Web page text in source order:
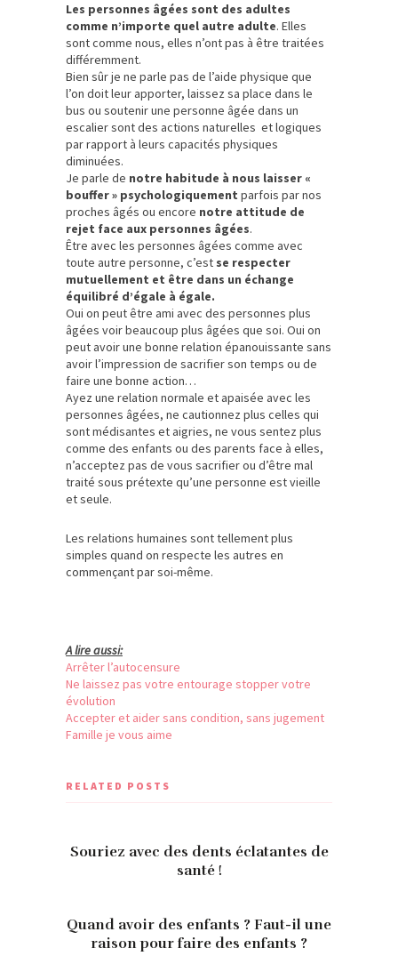
Les personnes âgées sont des adultes
comme n’importe quel autre adulte. Elles
sont comme nous, elles n’ont pas à être traitées
différemment.
Bien sûr je ne parle pas de l’aide physique que
l’on doit leur apporter, laissez sa place dans le
bus ou soutenir une personne âgée dans un
escalier sont des actions naturelles et logiques
par rapport à leurs capacités physiques
diminuées.
Je parle de notre habitude à nous laisser «
bouffer » psychologiquement parfois par nos
proches âgés ou encore notre attitude de
rejet face aux personnes âgées.
Être avec les personnes âgées comme avec
toute autre personne, c’est se respecter
mutuellement et être dans un échange
équilibré d’égale à égale.
Oui on peut être ami avec des personnes plus
âgées voir beaucoup plus âgées que soi. Oui on
peut avoir une bonne relation épanouissante sans
avoir l’impression de sacrifier son temps ou de
faire une bonne action…
Ayez une relation normale et apaisée avec les
personnes âgées, ne cautionnez plus celles qui
sont médisantes et aigries, ne vous sentez plus
comme des enfants ou des parents face à elles,
n’acceptez pas de vous sacrifier ou d’être mal
traité sous prétexte qu’une personne est vieille
et seule.
Les relations humaines sont tellement plus
simples quand on respecte les autres en
commençant par soi-même.
A lire aussi:
Arrêter l’autocensure
Ne laissez pas votre entourage stopper votre
évolution
Accepter et aider sans condition, sans jugement
Famille je vous aime
RELATED POSTS
Souriez avec des dents éclatantes de
santé !
Quand avoir des enfants ? Faut-il une
raison pour faire des enfants ?